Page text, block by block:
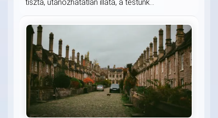
tiszta, utánozhatatlan illata, a testünk...